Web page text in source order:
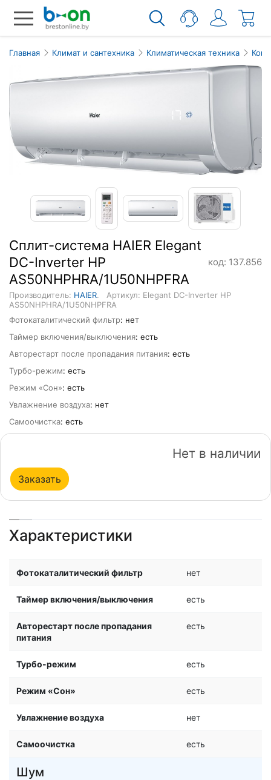
Главная Климат и сантехника Климатическая техника
Сплит-система HAIER Elegant
DC-Inverter HP
AS50NHPHRA/1U50NHPFRA
код: 137.856
Производитель: HAIER.
Артикул: Elegant DC-Inverter HP
AS50NHPHRA/1U50NHPFRA
Фотокаталитический фильтр: нет
Таймер включения/выключения: есть
Авторестарт после пропадания питания: есть
Турбо-режим: есть
Режим «Сон»: есть
Увлажнение воздуха: нет
Самоочистка: есть
Нет в наличии
Заказать
Характеристики
Фотокаталитический фильтр нет
Таймер включения/выключения есть
Авторестарт после пропадания
питания
есть
Турбо-режим есть
Режим «Сон» есть
Увлажнение воздуха нет
Самоочистка есть
Шум